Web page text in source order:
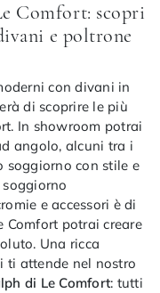
Comfort: scopri
e poltrone
con divani in
di scoprire le più
In showroom potrai
angolo, alcuni tra i
soggiorno con stile e
e accessori è di
Comfort potrai creare
Una ricca
ti attende nel nostro
di Le Comfort: tutti